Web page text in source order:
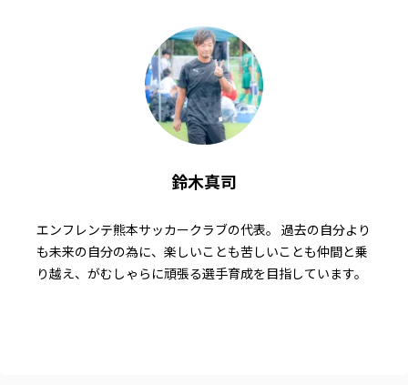
鈴木真司
エンフレンテ熊本サッカークラブの代表。 過去の自分より
も未来の自分の為に、楽しいことも苦しいことも仲間と乗
り越え、がむしゃらに頑張る選手育成を目指しています。